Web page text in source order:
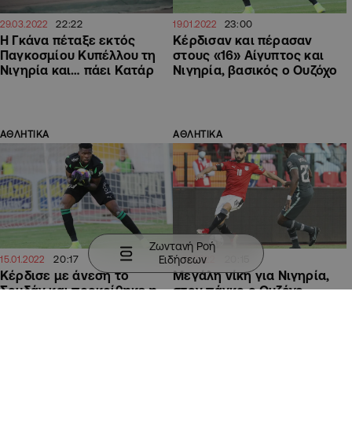
29.03.2022 22:22
Η Γκάνα πέταξε εκτός
Παγκοσμίου Κυπέλλου τη
Νιγηρία και… πάει Κατάρ
19.01.2022 23:00
Κέρδισαν και πέρασαν
στους «16» Αίγυπτος και
Νιγηρία, βασικός ο Ουζόχο
ΑΘΛΗΤΙΚΑ
15.01.2022 20:17
Κέρδισε με άνεση το
Σουδάν και προκρίθηκε η
ΑΘΛΗΤΙΚΑ
11.01.2022
Μεγάλη νίκη για Νιγηρία,
στον πάγκο ο Ουζόχο
Ζωντανή Ροή
Ειδήσεων